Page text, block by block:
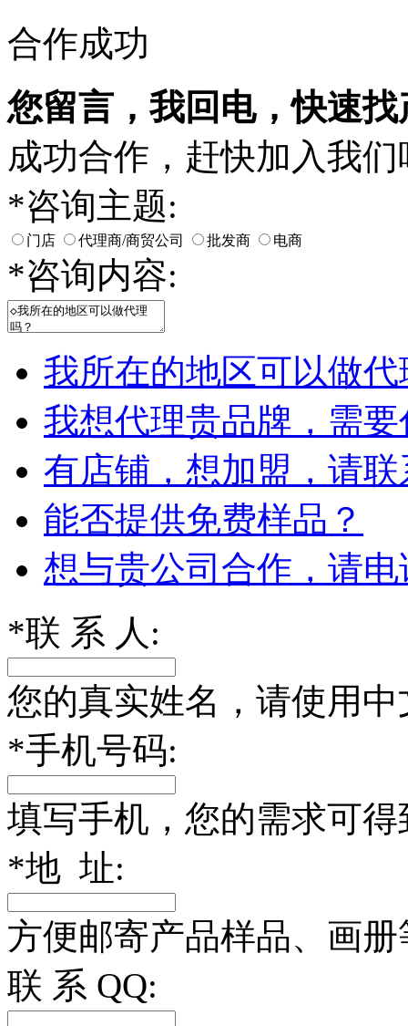
合作成功
您留言，我回电，快速找
成功合作，赶快加入我们
*咨询主题:
门店 代理商/商贸公司 批发商 电商
*咨询内容:
我所在的地区可以做
我想代理贵品牌，需
有店铺，想加盟，请
能否提供免费样品？
想与贵公司合作，请
*联 系 人:
您的真实姓名，请使用中
*手机号码:
填写手机，您的需求可
*地 址:
方便邮寄产品样品、画
联 系 QQ: